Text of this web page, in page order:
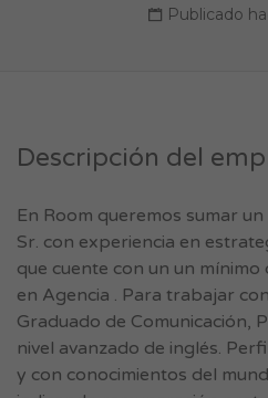
Publicado
Descripción del
En Room queremos sumar
Sr. con experiencia en
que cuente con un un
en Agencia . Para trabajar
Graduado de Comunicación,
nivel avanzado de inglés.
y con conocimientos del